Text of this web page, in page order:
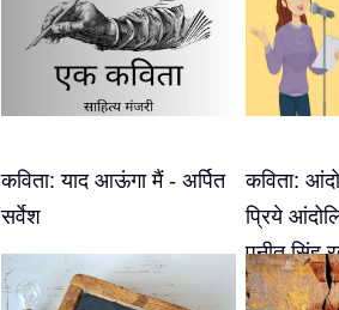
कविता: याद आऊंगा मैं - अर्पित
सर्वेश
कविता:
प्रिये
पुनीत सिंह